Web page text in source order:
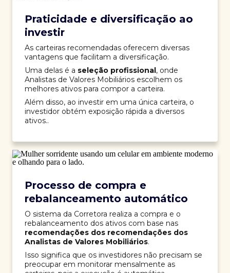
Praticidade e diversificação ao
investir
As carteiras recomendadas oferecem diversas
vantagens que facilitam a diversificação.
Uma delas é a seleção profissional, onde
Analistas de Valores Mobiliários escolhem os
melhores ativos para compor a carteira.
Além disso, ao investir em uma única carteira, o
investidor obtém exposição rápida a diversos
ativos..
Processo de compra e
rebalanceamento automático
O sistema da Corretora realiza a compra e o
rebalanceamento dos ativos com base nas
recomendações dos recomendações dos
Analistas de Valores Mobiliários.
Isso significa que os investidores não precisam se
preocupar em monitorar mensalmente as